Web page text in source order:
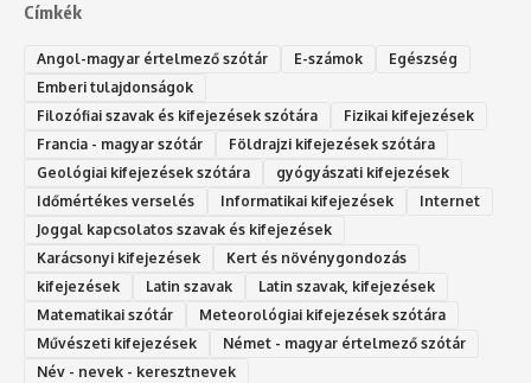
Címkék
Angol-magyar értelmező szótár E-számok
Egészség
Emberi tulajdonságok
Filozófiai szavak és kifejezések szótára
Fizikai kifejezések
Francia - magyar szótár
Földrajzi kifejezések szótára
Geológiai kifejezések szótára
gyógyászati kifejezések
Időmértékes verselés
Informatikai kifejezések
Internet
Joggal kapcsolatos szavak és kifejezések
Karácsonyi kifejezések
Kert és növénygondozás
kifejezések
Latin szavak
Latin szavak, kifejezések
Matematikai szótár
Meteorológiai kifejezések szótára
Művészeti kifejezések
Német - magyar értelmező szótár
Név - nevek - keresztnevek